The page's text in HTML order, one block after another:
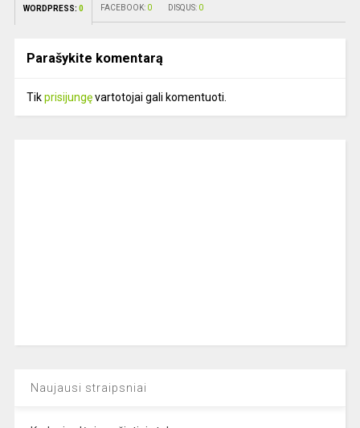
WORDPRESS: 0 FACEBOOK: 0 DISQUS: 0
Parašykite komentarą
Tikprisijungęvartotojai gali komentuoti.
Naujausi straipsniai